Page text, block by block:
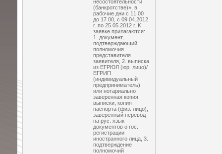
несостоятельности
(банкротстве)», в
рабочие дни с 11.00
до 17.00, с 09.04.2012
г. по 25.05.2012 г. К
заявке прилагаются:
1. документ,
подтверждающий
полномочия
представителя
заявителя, 2. выписка
из ЕГРЮЛ (юр. лицо)/
ЕГРИП
(индивидуальный
предприниматель)
или нотариально
заверенная копия
выписки, копия
паспорта (физ. лицо),
заверенный перевод
на рус. язык
документов о гос.
регистрации
иностранного лица, 3.
подтверждение
полномочий